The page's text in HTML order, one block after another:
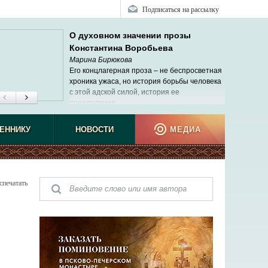
Подписаться на рассылку
О духовном значении прозы
Константина Воробьева
Марина Бирюкова
Его концлагерная проза – не беспросветная
хроника ужаса, но история борьбы человека
с этой адской силой, история ее
преодоления.
НОВОСТИ МЕДИА